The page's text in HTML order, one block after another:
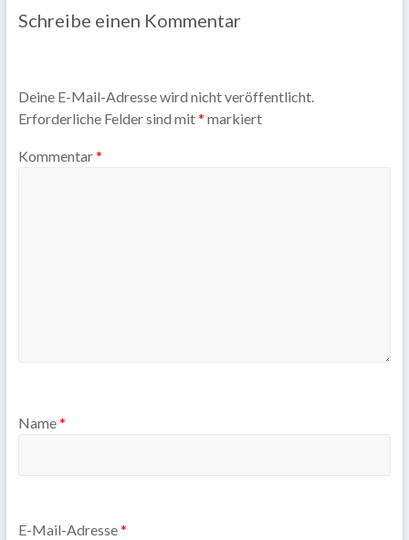
Schreibe einen Kommentar
Deine E-Mail-Adresse wird nicht veröffentlicht.
Erforderliche Felder sind mit* markiert
Kommentar*
Name*
E-Mail-Adresse*